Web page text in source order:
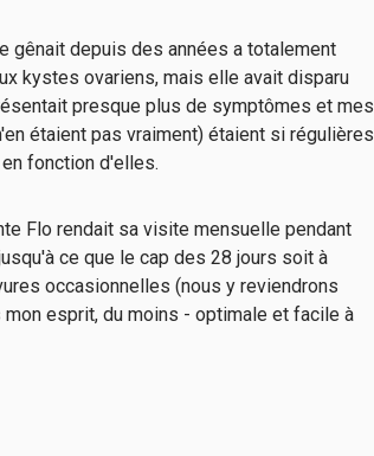
gênait depuis des années a totalement
kystes ovariens, mais elle avait disparu
presque plus de symptômes et mes
étaient pas vraiment) étaient si régulières
fonction d'elles.
Flo rendait sa visite mensuelle pendant
ce que le cap des 28 jours soit à
occasionnelles (nous y reviendrons
esprit, du moins - optimale et facile à